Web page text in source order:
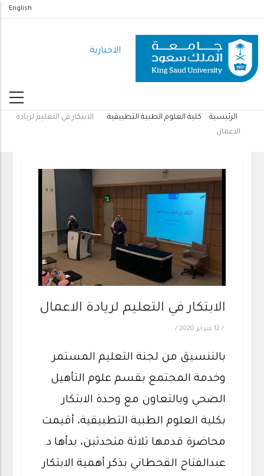
المحتوى
الرئيسي
English
الاخبارية
مسار
الرئيسية كلية العلوم الطبية التطبيقية
الابتكار في التعليم لريادة
الاعمال
الابتكار في التعليم لريادة الاعمال
/ 12 فبراير 2020 /
بالتنسيق من لجنة التعليم المستمر
وخدمة المجتمع بقسم علوم التأهيل
الصحي وبالتعاون مع وحدة الابتكار
بكلية العلوم الطبية التطبيقية، أقيمت
محاضرة قدمها ثلاثة متحدثين، بدأها د.
عبدالفتاح القحطاني بذكر أهمية الابتكار